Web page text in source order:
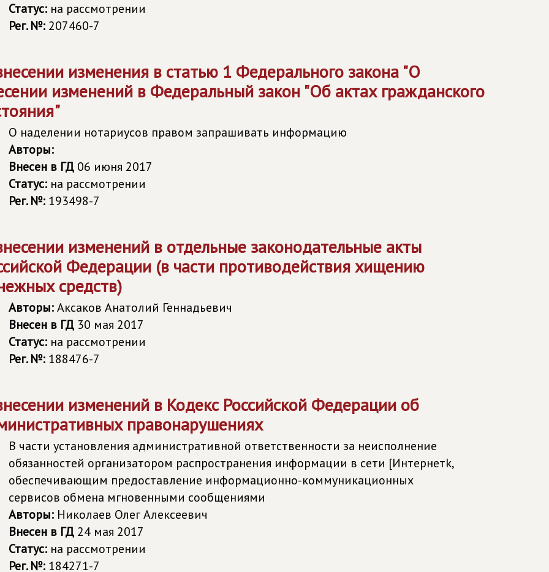
Статус: на рассмотрении
Рег. №: 207460-7
изменения в статью 1 Федерального закона "О
изменений в Федеральный закон "Об актах гражданского
О наделении нотариусов правом запрашивать информацию
Авторы:
Внесен в ГД 06 июня 2017
Статус: на рассмотрении
Рег. №: 193498-7
изменений в отдельные законодательные акты
Федерации (в части противодействия хищению
средств)
Авторы:Аксаков Анатолий Геннадьевич
Внесен в ГД 30 мая 2017
Статус: на рассмотрении
Рег. №: 188476-7
изменений в Кодекс Российской Федерации об
правонарушениях
В части установления административной ответственности за неисполнение
обязанностей организатором распространения информации в сети [Интернетk,
обеспечивающим предоставление информационно-коммуникационных
сервисов обмена мгновенными сообщениями
Авторы: Николаев Олег Алексеевич
Внесен в ГД 24 мая 2017
Статус: на рассмотрении
Рег. №: 184271-7